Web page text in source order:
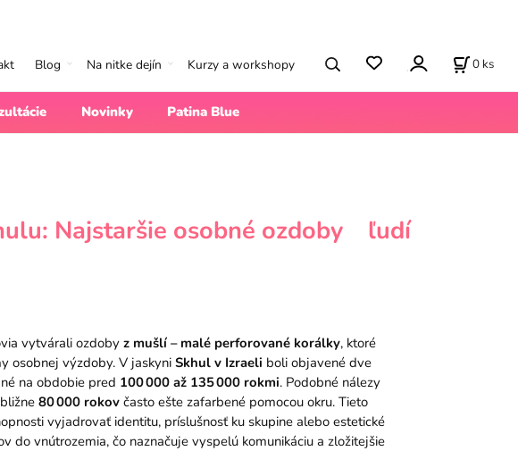
Novinky Patina Blue
Blog Na nitke dejín Kurzy a workshopy 0 ks
Najstaršie osobné ozdoby ľudí
vytvárali ozdoby z mušlí – malé perforované korálky, ktoré
osobnej výzdoby. V jaskyni Skhul v Izraeli boli objavené dve
na obdobie pred 100 000 až 135 000 rokmi. Podobné nálezy
80 000 rokovčasto ešte zafarbené pomocou okru. Tieto
vyjadrovať identitu, príslušnosť ku skupine alebo estetické
do vnútrozemia, čo naznačuje vyspelú komunikáciu a zložitejšie